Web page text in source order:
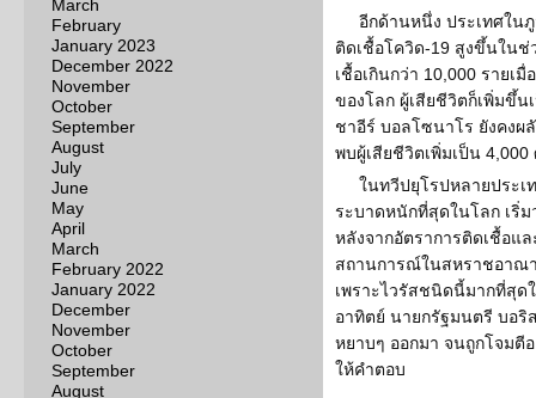
March
February
January 2023
December 2022
November
October
September
August
July
June
May
April
March
February 2022
January 2022
December
November
October
September
August
อีกด้านหนึ่ง ประเทศใน
ติดเชื้อโควิด-19 สูงขึ้นใน
เชื้อเกินกว่า 10,000 ราย
ของโลก ผู้เสียชีวิตก็เพิ่มขึ้
ชาอีร์ บอลโซนาโร ยังคงผ
พบผู้เสียชีวิตเพิ่มเป็น
ในทวีปยุโรปหลายประเ
ระบาดหนักที่สุดในโลก เริ่ม
หลังจากอัตราการติดเชื้อแ
สถานการณ์ในสหราชอาณ
เพราะไวรัสชนิดนี้มากที่สุด
อาทิตย์ นายกรัฐมนตรี บอ
หยาบๆ ออกมา จนถูกโจมตี
ให้คำตอบ